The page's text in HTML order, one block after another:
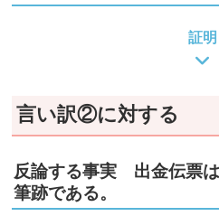
証明
言い訳②に対する
反論する事実 出金伝票
筆跡である。